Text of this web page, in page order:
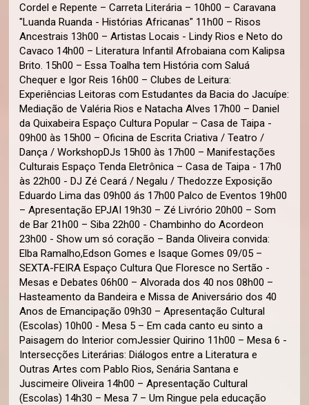
Cordel e Repente – Carreta Literária – 10h00 – Caravana
"Luanda Ruanda - Histórias Africanas" 11h00 – Risos
Ancestrais 13h00 – Artistas Locais - Lindy Rios e Neto do
Cavaco 14h00 – Literatura Infantil Afrobaiana com Kalipsa
Brito. 15h00 – Essa Toalha tem História com Saluá
Chequer e Igor Reis 16h00 – Clubes de Leitura:
Experiências Leitoras com Estudantes da Bacia do Jacuípe:
Mediação de Valéria Rios e Natacha Alves 17h00 – Daniel
da Quixabeira Espaço Cultura Popular – Casa de Taipa -
09h00 às 15h00 – Oficina de Escrita Criativa / Teatro /
Dança / WorkshopDJs 15h00 às 17h00 – Manifestações
Culturais Espaço Tenda Eletrônica – Casa de Taipa - 17h0
às 22h00 - DJ Zé Ceará / Negalu / Thedozze Exposição
Eduardo Lima das 09h00 ás 17h00 Palco de Eventos 19h00
– Apresentação EPJAI 19h30 – Zé Livrório 20h00 – Som
de Bar 21h00 – Siba 22h00 - Chambinho do Acordeon
23h00 - Show um só coração – Banda Oliveira convida:
Elba Ramalho,Edson Gomes e Isaque Gomes 09/05 –
SEXTA-FEIRA Espaço Cultura Que Floresce no Sertão -
Mesas e Debates 06h00 – Alvorada dos 40 nos 08h00 –
Hasteamento da Bandeira e Missa de Aniversário dos 40
Anos de Emancipação 09h30 – Apresentação Cultural
(Escolas) 10h00 - Mesa 5 – Em cada canto eu sinto a
Paisagem do Interior comJessier Quirino 11h00 – Mesa 6 -
Intersecções Literárias: Diálogos entre a Literatura e
Outras Artes com Pablo Rios, Senária Santana e
Juscimeire Oliveira 14h00 – Apresentação Cultural
(Escolas) 14h30 – Mesa 7 – Um Ringue pela educação